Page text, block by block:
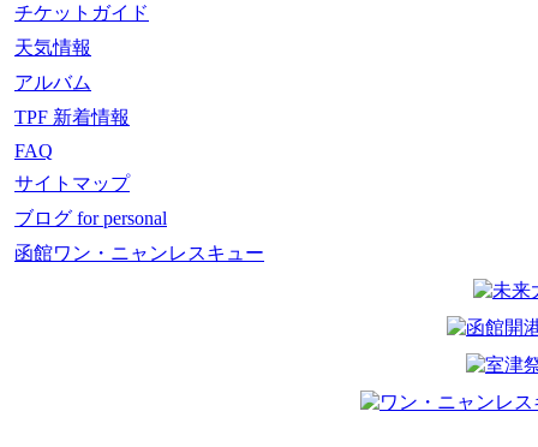
チケットガイド
天気情報
アルバム
TPF 新着情報
FAQ
サイトマップ
ブログ for personal
函館ワン・ニャンレスキュー